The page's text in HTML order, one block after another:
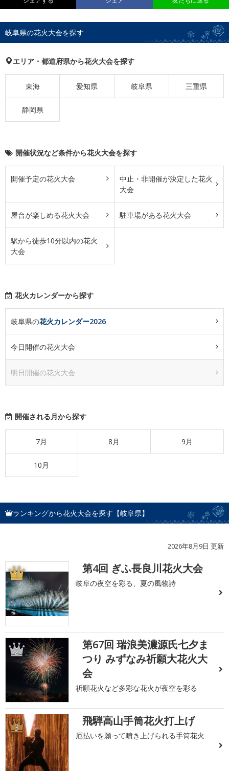
岐阜県の花火大会を探す
エリア・都道府県から花火大会を探す
東海 愛知県 岐阜県 三重県
静岡県
開催状況など条件から花火大会を探す
開催予定の花火大会
中止・非開催が決定した花火
大会
屋台が楽しめる花火大会 駐車場がある花火大会
駅から徒歩10分以内の花火
大会
花火カレンダーから探す
岐阜県の花火カレンダー2026
今日開催の花火大会
明日開催の花火大会
開催される月から探す
7月 8月 9月
10月
ランキングから花火大会を探す【岐阜県】
2026年8月9日 更新
1 第4回 ぎふ長良川花火大会
岐阜の夜空を彩る、夏の風物詩
2
第67回 瑞浪美濃源氏七夕ま
つり みずなみ祈願大花火大
会
祈願花火など多彩な花火が夜空を彩る
3 飛騨高山手筒花火打上げ
厄払いを願って噴き上げられる手筒花火